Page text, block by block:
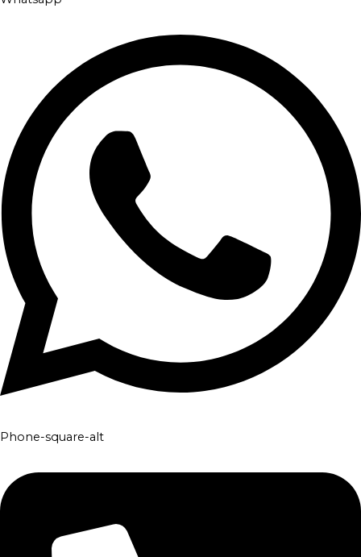
Phone-square-alt